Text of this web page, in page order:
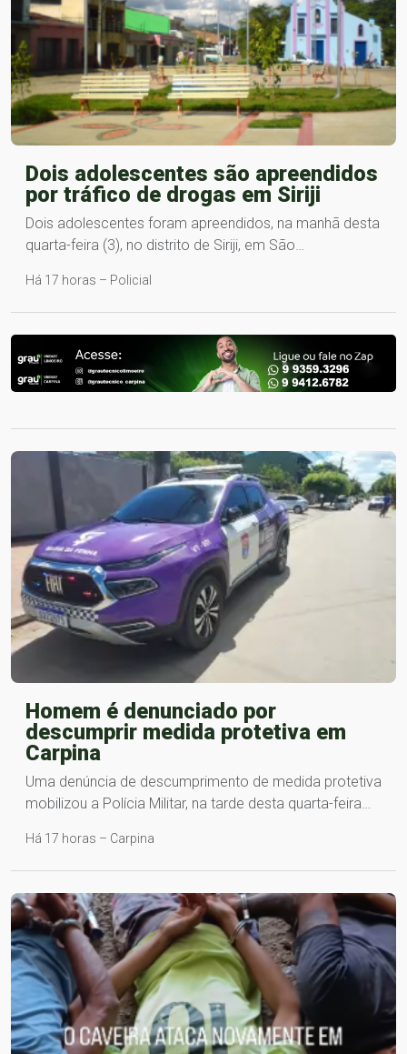
Dois adolescentes são apreendidos
por tráfico de drogas em Siriji
Dois adolescentes foram apreendidos, na manhã desta
quarta-feira (3), no distrito de Siriji, em São…
Há 17 horas – Policial
Homem é denunciado por
descumprir medida protetiva em
Carpina
Uma denúncia de descumprimento de medida protetiva
mobilizou a Polícia Militar, na tarde desta quarta-feira…
Há 17 horas – Carpina